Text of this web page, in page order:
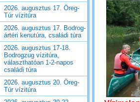
2026. augusztus 17. Öreg-
Túr vízitúra
2026. augusztus 17. Bodrog-
ártéri kenutúra, családi túra
2026. augusztus 17-18.
Bodrogzug vízitúra,
választhatóan 1-2-napos
családi túra
2026. augusztus 20. Öreg-
Túr vízitúra